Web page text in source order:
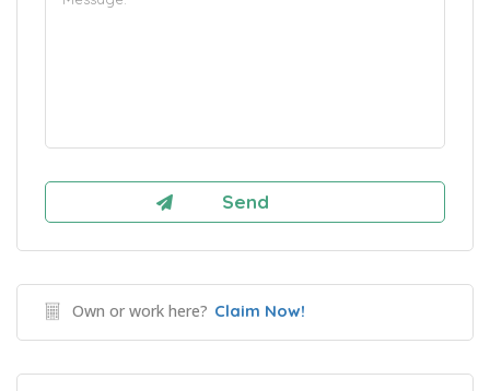
Own or work here? Claim Now!